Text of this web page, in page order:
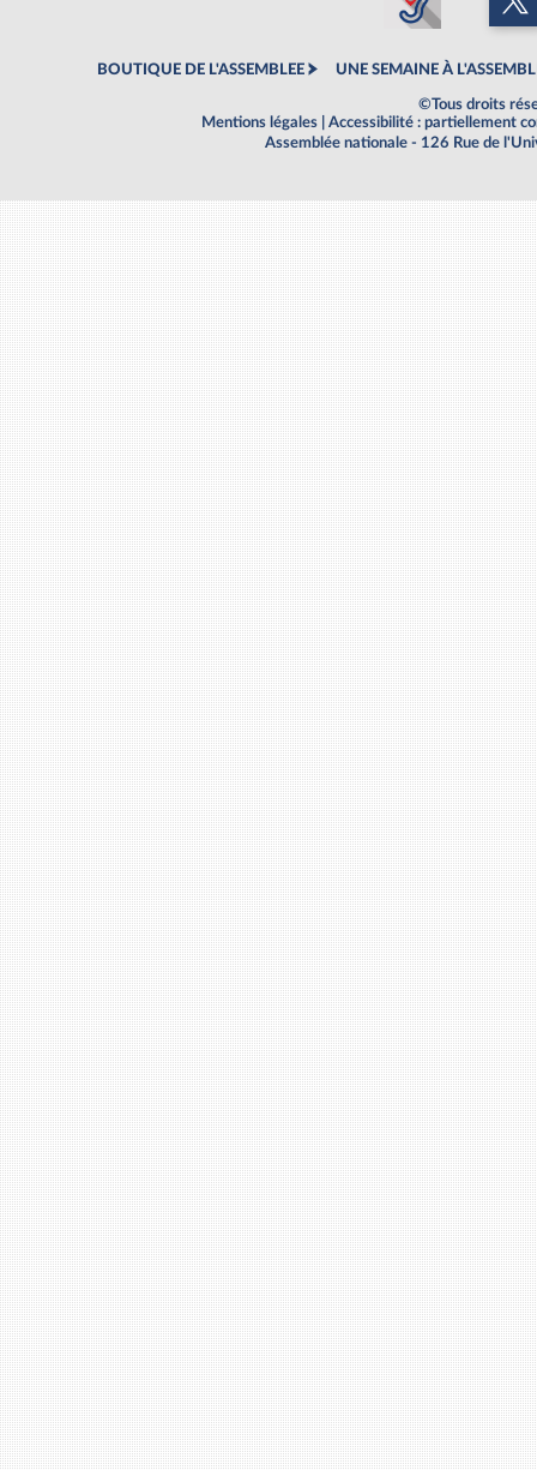
BOUTIQUE DE L'ASSEMBLEE UNE SEMAINE À
©Tous droits
Mentions légales
Accessibilité : partiellement
Assemblée nationale - 126 Rue de